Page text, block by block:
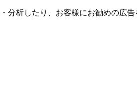
析したり、お客様にお勧めの広